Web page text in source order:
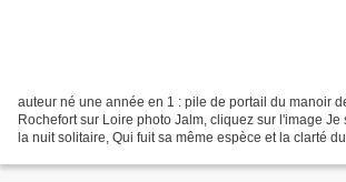
auteur né une année en 1 : pile de portail du manoir
Rochefort sur Loire photo Jalm, cliquez sur l'image Je
la nuit solitaire, Qui fuit sa même espèce et la clarté